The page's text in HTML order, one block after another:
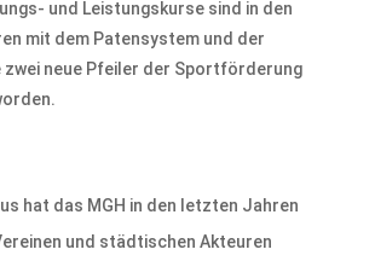
und Leistungskurse sind in den
mit dem Patensystem und der
neue Pfeiler der Sportförderung
hat das MGH in den letzten Jahren
und städtischen Akteuren